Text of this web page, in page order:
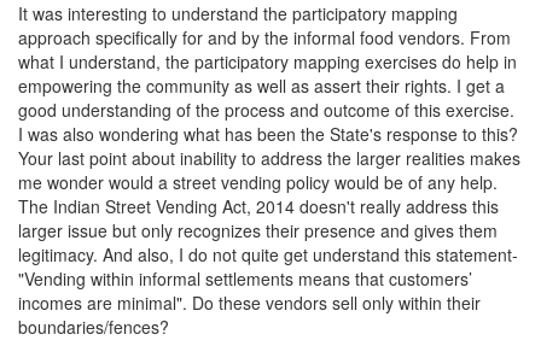
It was interesting to understand the participatory mapping
approach specifically for and by the informal food vendors. From
what I understand, the participatory mapping exercises do help in
empowering the community as well as assert their rights. I get a
good understanding of the process and outcome of this exercise.
I was also wondering what has been the State's response to this?
Your last point about inability to address the larger realities makes
me wonder would a street vending policy would be of any help.
The Indian Street Vending Act, 2014 doesn't really address this
larger issue but only recognizes their presence and gives them
legitimacy. And also, I do not quite get understand this statement-
"Vending within informal settlements means that customers’
incomes are minimal". Do these vendors sell only within their
boundaries/fences?